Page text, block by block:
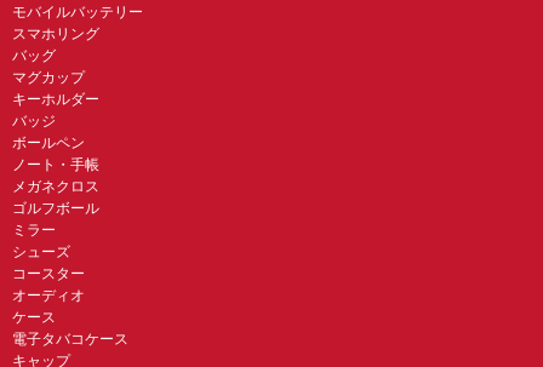
モバイルバッテリー
スマホリング
バッグ
マグカップ
キーホルダー
バッジ
ボールペン
ノート・手帳
メガネクロス
ゴルフボール
ミラー
シューズ
コースター
オーディオ
ケース
電子タバコケース
キャップ